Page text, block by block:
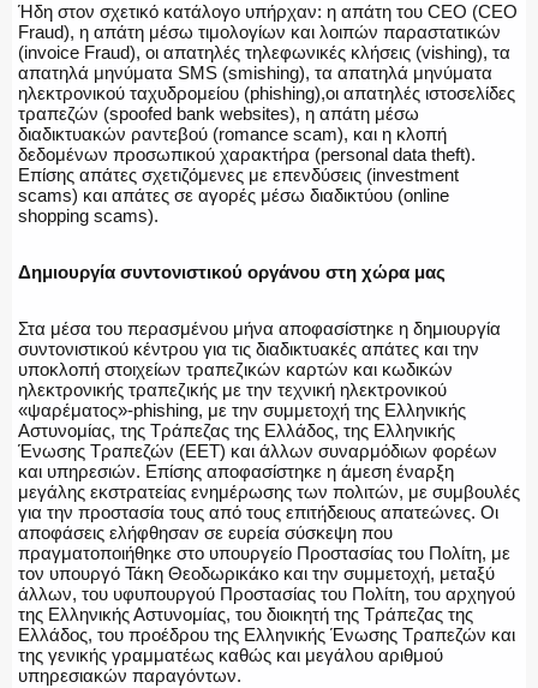
Ήδη στον σχετικό κατάλογο υπήρχαν: η απάτη του CEO (CEO
Fraud), η απάτη μέσω τιμολογίων και λοιπών παραστατικών
(invoice Fraud), οι απατηλές τηλεφωνικές κλήσεις (vishing), τα
απατηλά μηνύματα SMS (smishing), τα απατηλά μηνύματα
ηλεκτρονικού ταχυδρομείου (phishing),οι απατηλές ιστοσελίδες
τραπεζών (spoofed bank websites), η απάτη μέσω
διαδικτυακών ραντεβού (romance scam), και η κλοπή
δεδομένων προσωπικού χαρακτήρα (personal data theft).
Επίσης απάτες σχετιζόμενες με επενδύσεις (investment
scams) και απάτες σε αγορές μέσω διαδικτύου (online
shopping scams).
Δημιουργία συντονιστικού οργάνου στη χώρα μας
Στα μέσα του περασμένου μήνα αποφασίστηκε η δημιουργία
συντονιστικού κέντρου για τις διαδικτυακές απάτες και την
υποκλοπή στοιχείων τραπεζικών καρτών και κωδικών
ηλεκτρονικής τραπεζικής με την τεχνική ηλεκτρονικού
«ψαρέματος»-phishing, με την συμμετοχή της Ελληνικής
Αστυνομίας, της Τράπεζας της Ελλάδος, της Ελληνικής
Ένωσης Τραπεζών (ΕΕΤ) και άλλων συναρμόδιων φορέων
και υπηρεσιών. Επίσης αποφασίστηκε η άμεση έναρξη
μεγάλης εκστρατείας ενημέρωσης των πολιτών, με συμβουλές
για την προστασία τους από τους επιτήδειους απατεώνες. Οι
αποφάσεις ελήφθησαν σε ευρεία σύσκεψη που
πραγματοποιήθηκε στο υπουργείο Προστασίας του Πολίτη, με
τον υπουργό Τάκη Θεοδωρικάκο και την συμμετοχή, μεταξύ
άλλων, του υφυπουργού Προστασίας του Πολίτη, του αρχηγού
της Ελληνικής Αστυνομίας, του διοικητή της Τράπεζας της
Ελλάδος, του προέδρου της Ελληνικής Ένωσης Τραπεζών και
της γενικής γραμματέως καθώς και μεγάλου αριθμού
υπηρεσιακών παραγόντων.